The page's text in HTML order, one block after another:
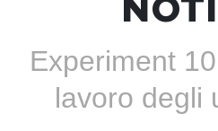
Experiment
lavoro degli